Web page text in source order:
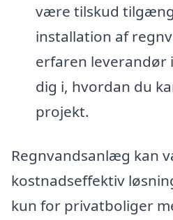
være tilskud
installation af
erfaren leverandør
dig i, hvordan du
projekt.
Regnvandsanlæg kan
kostnadseffektiv
kun for privatboliger